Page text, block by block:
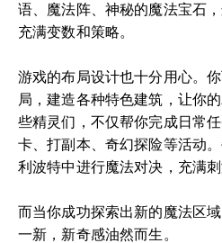
语、魔法阵、神秘的魔法宝石
充满变数和策略。
游戏的布局设计也十分用心。
局，建造各种特色建筑，让你
些精灵们，不仅帮你完成日常
卡、打副本、奇幻探险等活动
利波特中进行魔法对决，充满刺
而当你成功探索出新的魔法区
一新，新奇感油然而生。